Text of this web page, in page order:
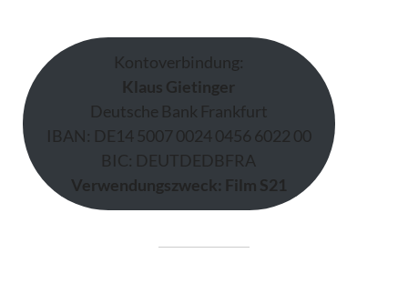
Kontoverbindung:
Klaus Gietinger
Deutsche Bank Frankfurt
IBAN: DE14 5007 0024 0456 6022 00
BIC: DEUTDEDBFRA
Verwendungszweck: Film S21